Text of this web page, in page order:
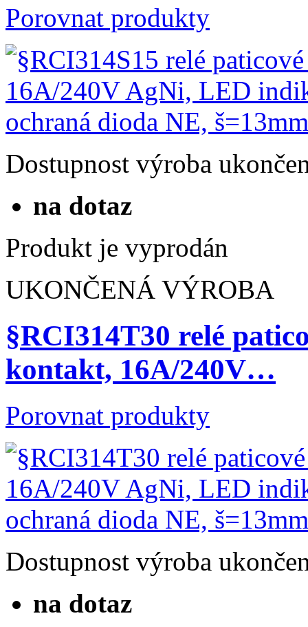
Porovnat produkty
Dostupnost výroba
na dotaz
Produkt je vyprodán
UKONČENÁ VÝROBA
§RCI314T30 relé
kontakt, 16A/240V…
Porovnat produkty
Dostupnost výroba
na dotaz